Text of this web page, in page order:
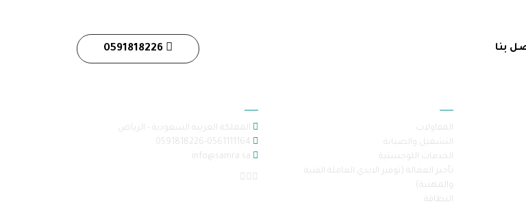
بنا 0591818226
المقاولات
التشغيل والصيانة
الخدمات اللوجستية
تأجير العمالة (توفير الايدي العاملة الفنية
والمهنية)
النظافة
المملكة العربية السعودية - الرياض
info@samra.sa